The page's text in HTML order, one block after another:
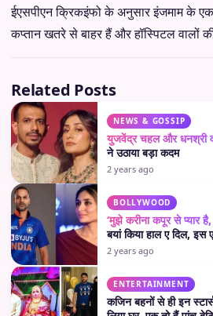
ईएसपीएन क्रिकइंफो के अनुसार इंजमाम के एक
कप्तान खतरे से बाहर हैं और हॉस्पिटल वालों
Related Posts
NEWS & GOSSIP
युजवेंद्र चहल और धनश्री
ने उठाया बड़ा कदम
2 years ago
BOLLYWOOD
‘मुझे करीना कपूर से प्यार
बयां किया हाल ए दिल, इस
2 years ago
ENTERTAINMENT
कजिन बहनों से ही इन